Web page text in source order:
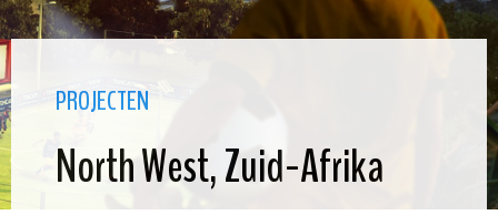
PROJECTEN
North West, Zuid-Afrika